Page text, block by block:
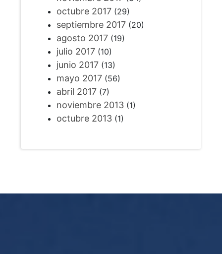
octubre 2017(29)
septiembre 2017(20)
agosto 2017(19)
julio 2017(10)
junio 2017(13)
mayo 2017(56)
abril 2017(7)
noviembre 2013(1)
octubre 2013(1)